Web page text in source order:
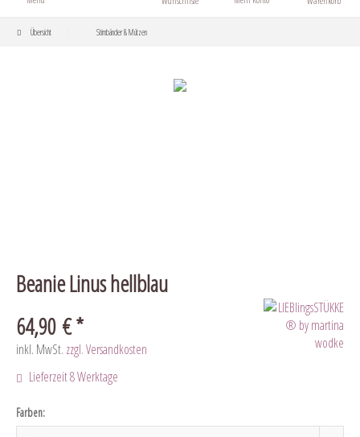
Übersicht Stirnbänder & Mützen
Beanie Linus hellblau
64,90 € *
inkl. MwSt. zzgl. Versandkosten
Lieferzeit 8 Werktage
Farben: